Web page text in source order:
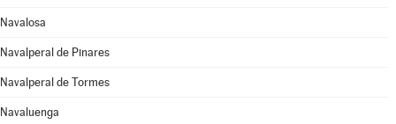
Navalosa
Navalperal de Pinares
Navalperal de Tormes
Navaluenga